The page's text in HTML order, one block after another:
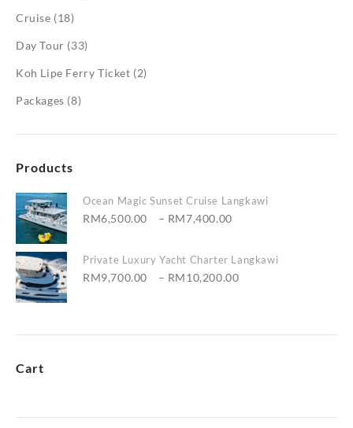
Cruise (18)
Day Tour (33)
Koh Lipe Ferry Ticket (2)
Packages (8)
Products
Ocean Magic Sunset Cruise Langkawi
RM6,500.00 – RM7,400.00
RM6,500.00
Private Luxury Yacht Charter Langkawi
RM9,700.00 – RM10,200.00
through
Cart